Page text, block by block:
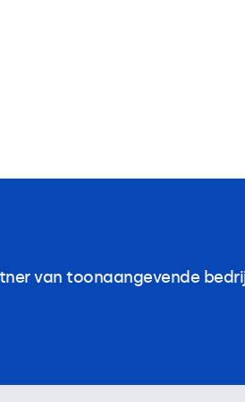
van toonaangevende